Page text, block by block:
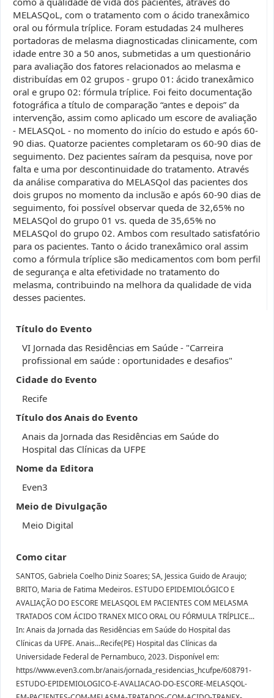
MELASQoL, com o tratamento com o ácido tranexâmico
oral ou fórmula tríplice. Foram estudadas 24 mulheres
portadoras de melasma diagnosticadas clinicamente, com
idade entre 30 a 50 anos, submetidas a um questionário
para avaliação dos fatores relacionados ao melasma e
distribuídas em 02 grupos - grupo 01: ácido tranexâmico
oral e grupo 02: fórmula tríplice. Foi feito documentação
fotográfica a título de comparação “antes e depois” da
intervenção, assim como aplicado um escore de avaliação
- MELASQoL - no momento do início do estudo e após 60-
90 dias. Quatorze pacientes completaram os 60-90 dias de
seguimento. Dez pacientes saíram da pesquisa, nove por
falta e uma por descontinuidade do tratamento. Através
da análise comparativa do MELASQol das pacientes dos
dois grupos no momento da inclusão e após 60-90 dias de
seguimento, foi possível observar queda de 32,65% no
MELASQol do grupo 01 vs. queda de 35,65% no
MELASQol do grupo 02. Ambos com resultado satisfatório
para os pacientes. Tanto o ácido tranexâmico oral assim
como a fórmula tríplice são medicamentos com bom perfil
de segurança e alta efetividade no tratamento do
melasma, contribuindo na melhora da qualidade de vida
desses pacientes.
Título do Evento
VI Jornada das Residências em Saúde - "Carreira
profissional em saúde : oportunidades e desafios"
Cidade do Evento
Recife
Título dos Anais do Evento
Anais da Jornada das Residências em Saúde do
Hospital das Clínicas da UFPE
Nome da Editora
Even3
Meio de Divulgação
Meio Digital
Como citar
SANTOS, Gabriela Coelho Diniz Soares; SA, Jessica Guido de Araujo;
BRITO, Maria de Fatima Medeiros. ESTUDO EPIDEMIOLÓGICO E
AVALIAÇÃO DO ESCORE MELASQOL EM PACIENTES COM MELASMA
TRATADOS COM ÁCIDO TRANEX MICO ORAL OU FÓRMULA TRÍPLICE...
In: Anais da Jornada das Residências em Saúde do Hospital das
Clínicas da UFPE. Anais...Recife(PE) Hospital das Clínicas da
Universidade Federal de Pernambuco, 2023. Disponível em:
https//www.even3.com.br/anais/jornada_residencias_hcufpe/608791-
ESTUDO-EPIDEMIOLOGICO-E-AVALIACAO-DO-ESCORE-MELASQOL-